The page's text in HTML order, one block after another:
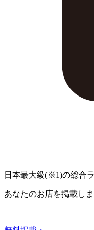
日本最大級(※1)の総合
あなたのお店を掲載し